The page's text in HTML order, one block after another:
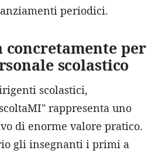
periodici.
concretamente per
scolastico
scolastici,
rappresenta uno
di enorme valore pratico.
gli insegnanti i primi a